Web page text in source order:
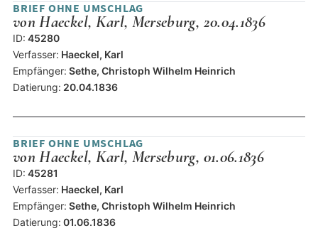
BRIEF OHNE UMSCHLAG
von Haeckel, Karl, Merseburg, 20.04.1836
ID: 45280
Verfasser: Haeckel, Karl
Empfänger: Sethe, Christoph Wilhelm Heinrich
Datierung: 20.04.1836
BRIEF OHNE UMSCHLAG
von Haeckel, Karl, Merseburg, 01.06.1836
ID: 45281
Verfasser: Haeckel, Karl
Empfänger: Sethe, Christoph Wilhelm Heinrich
Datierung: 01.06.1836